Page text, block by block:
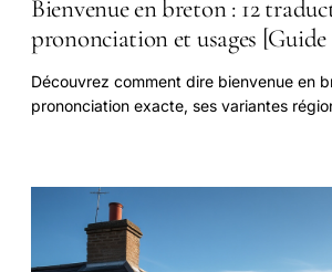
Bienvenue en breton : 12
prononciation et usages [Guide
Découvrez comment dire bienvenue en
prononciation exacte, ses variantes